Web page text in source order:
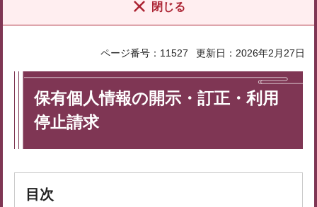
閉じる
ページ番号：11527 更新日：2026年2月27日
保有個人情報の開示・訂正・利用
停止請求
目次